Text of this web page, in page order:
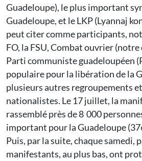
Guadeloupe), le plus important
Guadeloupe, et le LKP (Lyannaj
peut citer comme participants,
FO, la FSU, Combat ouvrier
Parti communiste guadeloupéen
populaire pour la libération de la
plusieurs autres regroupements
nationalistes. Le 17 juillet, la
rassemblé près de 8 000
important pour la Guadeloupe
Puis, par la suite, chaque samedi,
manifestants, au plus bas, ont